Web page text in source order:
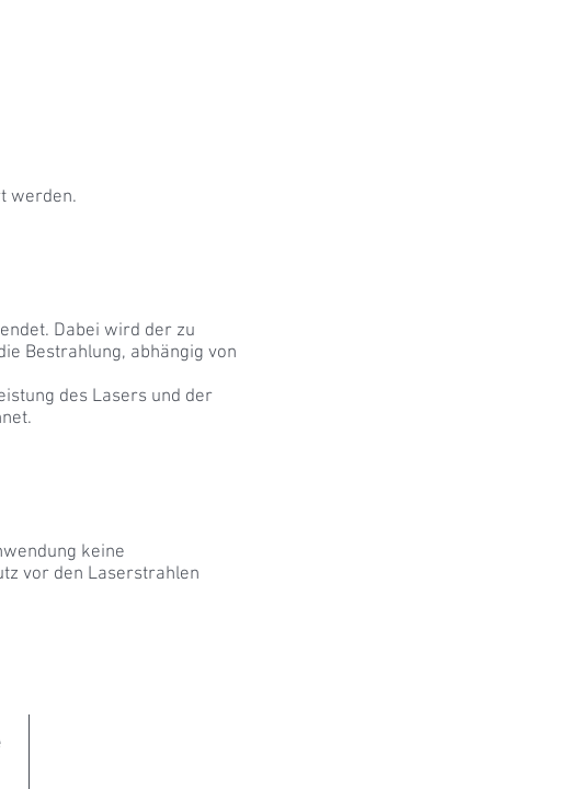
werden.
Dabei wird der zu
Bestrahlung, abhängig von
des Lasers und der
keine
vor den Laserstrahlen